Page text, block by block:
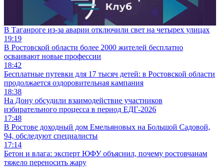
В Таганроге из-за аварии отключили свет на четырех улицах
19:19
В Ростовской области более 2000 жителей бесплатно
осваивают новые профессии
18:42
Бесплатные путевки для 17 тысяч детей: в Ростовской области
продолжается оздоровительная кампания
18:38
На Дону обсудили взаимодействие участников
избирательного процесса в период ЕДГ-2026
17:48
В Ростове доходный дом Емельяновых на Большой Садовой,
94, обследуют специалисты
17:14
Бетон и влага: эксперт ЮФУ объяснил, почему ростовчанам
тяжело переносить жару